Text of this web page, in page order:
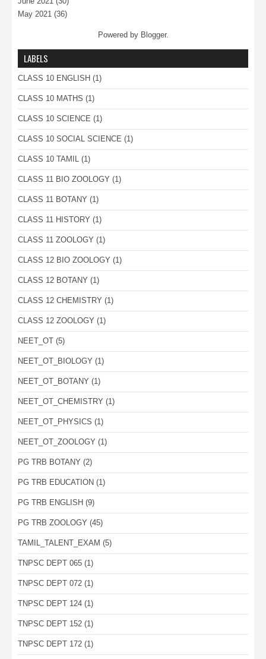
May 2021 (36)
Powered by Blogger.
LABELS
CLASS 10 ENGLISH (1)
CLASS 10 MATHS (1)
CLASS 10 SCIENCE (1)
CLASS 10 SOCIAL SCIENCE (1)
CLASS 10 TAMIL (1)
CLASS 11 BIO ZOOLOGY (1)
CLASS 11 BOTANY (1)
CLASS 11 HISTORY (1)
CLASS 11 ZOOLOGY (1)
CLASS 12 BIO ZOOLOGY (1)
CLASS 12 BOTANY (1)
CLASS 12 CHEMISTRY (1)
CLASS 12 ZOOLOGY (1)
NEET_OT (5)
NEET_OT_BIOLOGY (1)
NEET_OT_BOTANY (1)
NEET_OT_CHEMISTRY (1)
NEET_OT_PHYSICS (1)
NEET_OT_ZOOLOGY (1)
PG TRB BOTANY (2)
PG TRB EDUCATION (1)
PG TRB ENGLISH (9)
PG TRB ZOOLOGY (45)
TAMIL_TALENT_EXAM (5)
TNPSC DEPT 065 (1)
TNPSC DEPT 072 (1)
TNPSC DEPT 124 (1)
TNPSC DEPT 152 (1)
TNPSC DEPT 172 (1)